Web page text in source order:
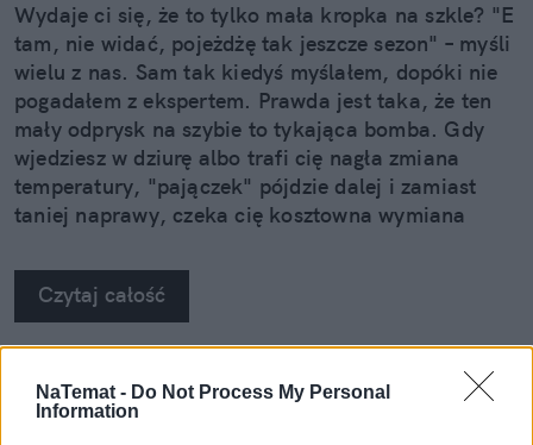
NaTemat - Do Not Process My Personal
Information
Wydaje ci się, że to tylko mała kropka na szkle? "E
tam, nie widać, pojeżdżę tak jeszcze sezon" – myśli
wielu z nas. Sam tak kiedyś myślałem, dopóki nie
pogadałem z ekspertem. Prawda jest taka, że ten
mały odprysk na szybie to tykająca bomba. Gdy
wjedziesz w dziurę albo trafi cię nagła zmiana
temperatury, "pajączek" pójdzie dalej i zamiast
taniej naprawy, czeka cię kosztowna wymiana
na własne oczy zobaczyć, jak profesjonaliści radzą
sobie z takimi uszkodzeniami.
Czytaj całość
REKLAMA